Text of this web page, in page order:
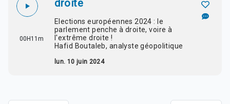
00H11m
droite
Elections européennes 2024 : le
parlement penche à droite, voire à
l'extrême droite !
Hafid Boutaleb, analyste géopolitique
lun. 10 juin 2024